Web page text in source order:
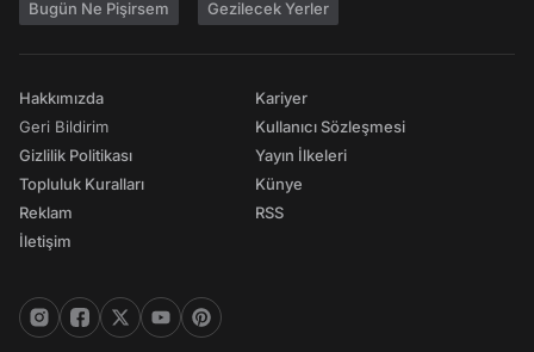
Bugün Ne Pişirsem Gezilecek Yerler
Hakkımızda
Geri Bildirim
Gizlilik Politikası
Topluluk Kuralları
Reklam
İletişim
Kariyer
Kullanıcı Sözleşmesi
Yayın İlkeleri
Künye
RSS